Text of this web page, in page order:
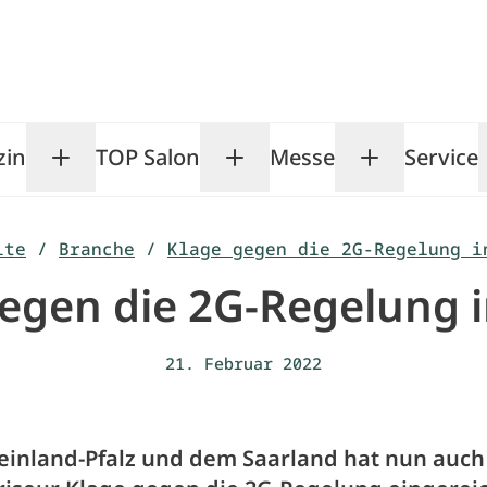
Toggle Magazin submenu
TOP Salon Toggle TOP Salon
Messe ToggleService
/ Branche / Klage gegen die 2G-Regelung
die 2G-Regelung
21. Februar 2022
Pfalz und dem Saarland hat nun